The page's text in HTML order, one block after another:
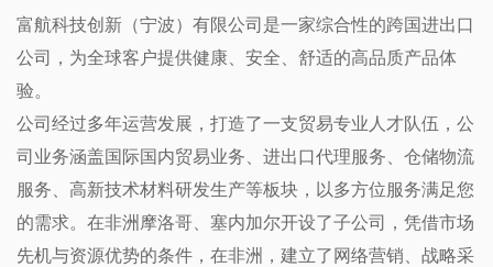
富航科技创新（宁波）有限公司是一家综合性的跨国进出口
公司，为全球客户提供健康、安全、舒适的高品质产品体
验。
公司经过多年运营发展，打造了一支贸易专业人才队伍，公
司业务涵盖国际国内贸易业务、进出口代理服务、仓储物流
服务、高新技术材料研发生产等板块，以多方位服务满足您
的需求。在非洲摩洛哥、塞内加尔开设了子公司，凭借市场
先机与资源优势的条件，在非洲，建立了网络营销、战略采